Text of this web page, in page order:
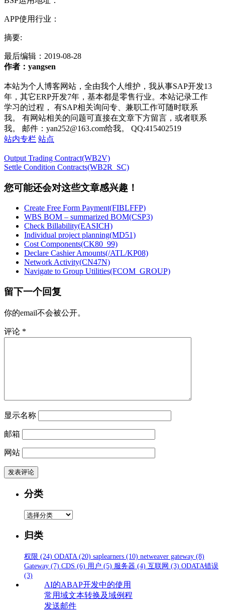
APP使用行业：
摘要:
最后编辑： 2019-08-28
作者：yangsen
本站为个人博客网站，全由我个人维护，我从事SAP开发13
年，其它ERP开发7年，基本都是零售行业。本站记录工作
学习的过程， 有SAP相关询问专、兼职工作可随时联系
我。 有网站相关的问题可直接在文章下方留言，或者联系
我。 邮件：yan252@163.com给我。 QQ:415402519
站内专栏 站点
Output Trading Contract(WB2V)
Settle Condition Contracts(WB2R_SC)
您可能还会对这些文章感兴趣！
Create Free Form Payment(FIBLFFP)
WBS BOM – summarized BOM(CSP3)
Check Billability(EASICH)
Individual project planning(MD51)
Cost Components(CK80_99)
Declare Cashier Amounts(/ATL/KP08)
Network Activity(CN47N)
Navigate to Group Utilities(FCOM_GROUP)
留下一个回复
你的email不会被公开。
评论 *
显示名称
邮箱
网站
分类
分
归类
权限 (24) ODATA (20) saplearners (10) netweaver gateway (8)
Gateway (7) CDS (6) 用户 (5) 服务器 (4) 互联网 (3) ODATA错误
(3)
AI的ABAP开发中的使用
常用域文本转换及域例程
发送邮件